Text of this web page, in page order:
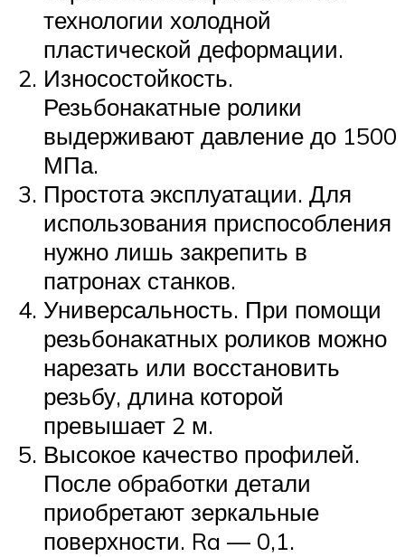
технологии холодной
пластической деформации.
Износостойкость.
Резьбонакатные ролики
выдерживают давление до 1500
МПа.
Простота эксплуатации. Для
использования приспособления
нужно лишь закрепить в
патронах станков.
Универсальность. При помощи
резьбонакатных роликов можно
нарезать или восстановить
резьбу, длина которой
превышает 2 м.
Высокое качество профилей.
После обработки детали
приобретают зеркальные
поверхности. Ra — 0,1.